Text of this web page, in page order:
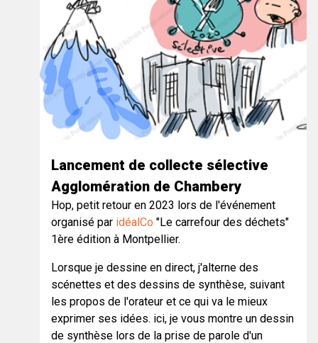
Lancement de collecte sélective
Agglomération de Chambery
Hop, petit retour en 2023 lors de l'événement
organisé par idéalCo "Le carrefour des déchets"
1ère édition à Montpellier.
Lorsque je dessine en direct, j'alterne des
scénettes et des dessins de synthèse, suivant
les propos de l'orateur et ce qui va le mieux
exprimer ses idées. ici, je vous montre un dessin
de synthèse lors de la prise de parole d'un